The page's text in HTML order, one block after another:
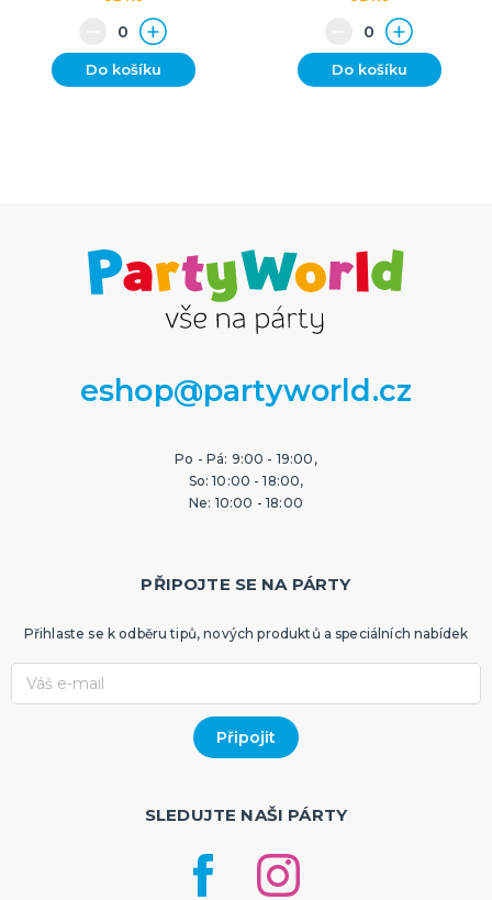
Do košíku Do košíku
eshop@partyworld.cz
Po - Pá: 9:00 - 19:00,
So: 10:00 - 18:00,
Ne: 10:00 - 18:00
PŘIPOJTE SE NA PÁRTY
Přihlaste se k odběru tipů, nových produktů a speciálních nabídek
SLEDUJTE NAŠI PÁRTY